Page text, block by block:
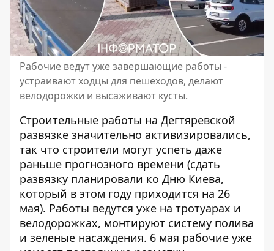
Рабочие ведут уже завершающие работы -
устраивают ходцы для пешеходов, делают
велодорожки и высаживают кусты.
Строительные работы на Дегтяревской
развязке значительно активизировались,
так что строители могут успеть даже
раньше прогнозного времени (сдать
развязку планировали ко Дню Киева,
который в этом году приходится на 26
мая). Работы ведутся уже на тротуарах и
велодорожках, монтируют систему полива
и зеленые насаждения. 6 мая рабочие уже